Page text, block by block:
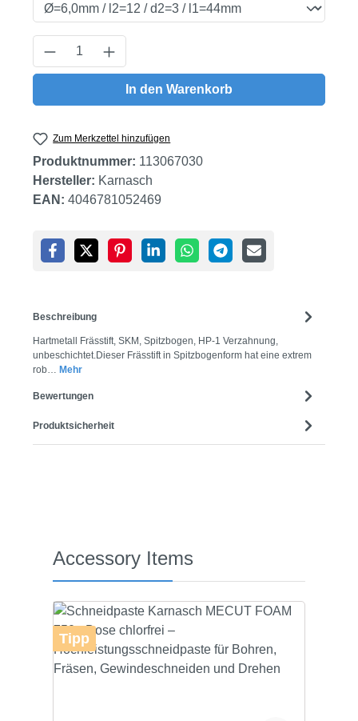
Produkt Anzahl: Gib den gewünschten
In den Warenkorb
Zum Merkzettel hinzufügen
Produktnummer: 113067030
Hersteller: Karnasch
EAN: 4046781052469
Beschreibung
Hartmetall Frässtift, SKM, Spitzbogen, HP-1 Verzahnung,
unbeschichtet.Dieser Frässtift in Spitzbogenform hat eine extrem
rob… Mehr
Bewertungen
Produktsicherheit
Produktgalerie überspringen
Accessory Items
Tipp